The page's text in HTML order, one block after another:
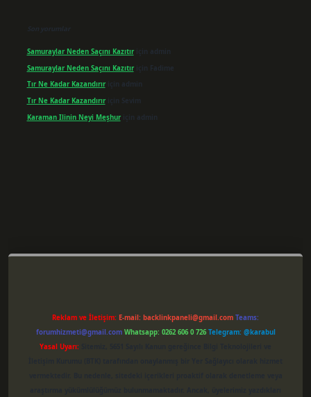
Son yorumlar
Samuraylar Neden Saçını Kazıtıriçin admin
Samuraylar Neden Saçını Kazıtıriçin Fadime
Tır Ne Kadar Kazandırıriçin admin
Tır Ne Kadar Kazandırıriçin Sevim
Karaman Ilinin Neyi Meşhuriçin admin
Reklam ve İletişim: E-mail: backlinkpaneli@gmail.com Teams:
forumhizmeti@gmail.com Whatsapp: 0262 606 0 726 Telegram: @karabul
Yasal Uyarı: